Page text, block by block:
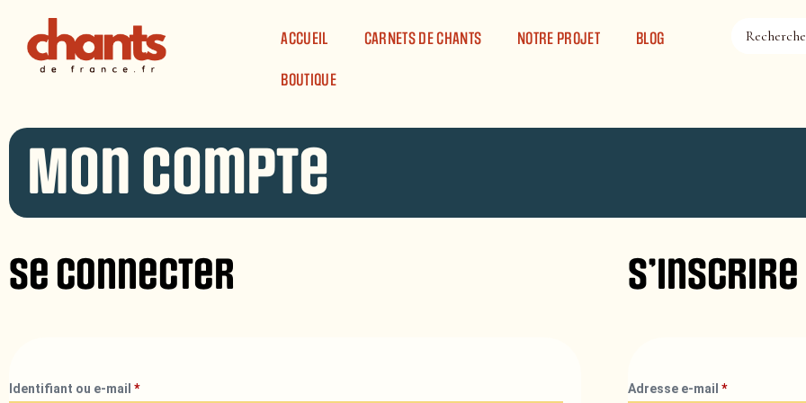
ACCUEIL
CARNETS DE CHANTS NOTRE PROJET BLOG
BOUTIQUE
Mon compte
Se connecter
Identifiant ou e-mail *
S’inscrire
Adresse e-mail*